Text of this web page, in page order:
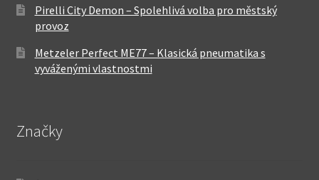
Pirelli City Demon – Spolehlivá volba pro městský
provoz
Metzeler Perfect ME77 – Klasická pneumatika s
vyváženými vlastnostmi
Značky